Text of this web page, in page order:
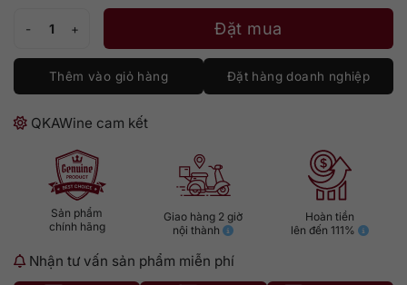
Hộp Quà Chivas Extra Tết 2026 số lượngĐặt mua
Thêm vào giỏ hàng Đặt hàng doanh nghiệp
QKAWine cam kết
Sản phẩm
chính hãng
Giao hàng 2 giờ
nội thành
Hoàn tiền
lên đến 111%
Nhận tư vấn sản phẩm miễn phí